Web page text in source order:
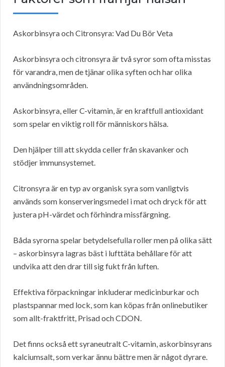
Askorbinsyra och Citronsyra: Vad Du Bör Veta
Askorbinsyra och citronsyra är två syror som ofta misstas
för varandra, men de tjänar olika syften och har olika
användningsområden.
Askorbinsyra, eller C-vitamin, är en kraftfull antioxidant
som spelar en viktig roll för människors hälsa.
Den hjälper till att skydda celler från skavanker och
stödjer immunsystemet.
Citronsyra är en typ av organisk syra som vanligtvis
används som konserveringsmedel i mat och dryck för att
justera pH-värdet och förhindra missfärgning.
Båda syrorna spelar betydelsefulla roller men på olika sätt
– askorbinsyra lagras bäst i lufttäta behållare för att
undvika att den drar till sig fukt från luften.
Effektiva förpackningar inkluderar medicinburkar och
plastspannar med lock, som kan köpas från onlinebutiker
som allt-fraktfritt, Prisad och CDON.
Det finns också ett syraneutralt C-vitamin, askorbinsyrans
kalciumsalt, som verkar ännu bättre men är något dyrare.